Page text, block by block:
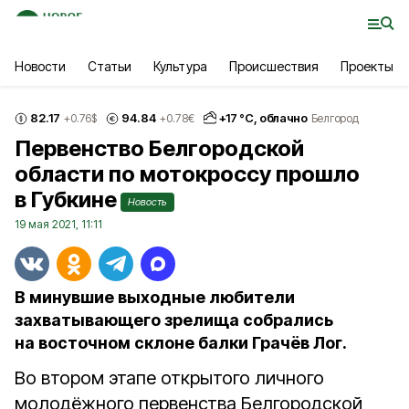
Новости Статьи Культура Происшествия Проекты
82.17 +0.76$ 94.84 +0.78€ +17 °С, облачно Белгород
Первенство Белгородской
области по мотокроссу прошло
в Губкине
Новость
19 мая 2021, 11:11
В минувшие выходные любители
захватывающего зрелища собрались
на восточном склоне балки Грачёв Лог.
Во втором этапе открытого личного
молодёжного первенства Белгородской